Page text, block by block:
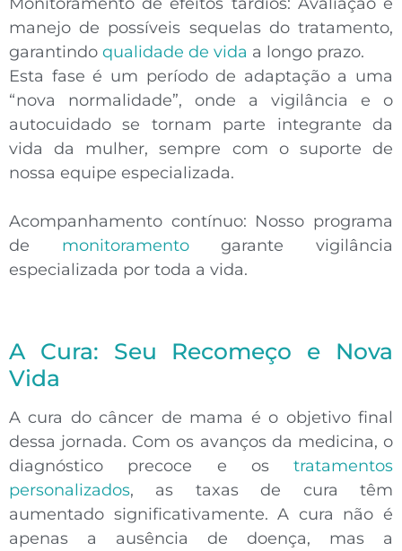
manejo de possíveis sequelas do tratamento,
garantindo qualidade de vida a longo prazo.
Esta fase é um período de adaptação a uma
“nova normalidade”, onde a vigilância e o
autocuidado se tornam parte integrante da
vida da mulher, sempre com o suporte de
nossa equipe especializada.
Acompanhamento contínuo: Nosso programa
de monitoramentogarante vigilância
especializada por toda a vida.
A Cura: Seu Recomeço e Nova
Vida
A cura do câncer de mama é o objetivo final
dessa jornada. Com os avanços da medicina, o
diagnóstico precoce e os tratamentos
personalizados, as taxas de cura têm
aumentado significativamente. A cura não é
apenas a ausência de doença, mas a